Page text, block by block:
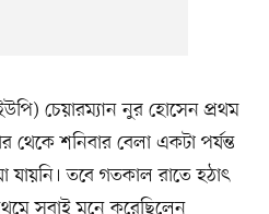
চেয়ারম্যান নুর হোসেন প্রথম
শনিবার বেলা একটা পর্যন্ত
যায়নি। তবে গতকাল রাতে হঠাৎ